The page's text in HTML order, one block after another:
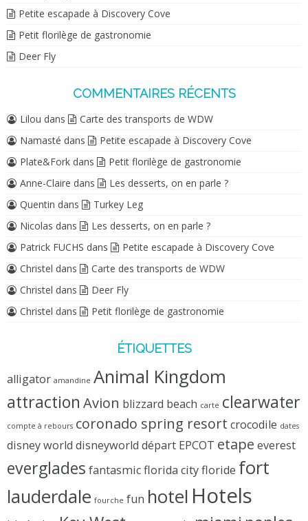
Petite escapade à Discovery Cove
Petit florilège de gastronomie
Deer Fly
COMMENTAIRES RÉCENTS
Lilou dans
Carte des transports de WDW
Namasté dans
Petite escapade à Discovery Cove
Plate&Fork dans
Petit florilège de gastronomie
Anne-Claire dans
Les desserts, on en parle ?
Quentin dans
Turkey Leg
Nicolas dans
Les desserts, on en parle ?
Patrick FUCHS dans
Petite escapade à Discovery Cove
Christel dans
Carte des transports de WDW
Christel dans
Deer Fly
Christel dans Petit florilège de gastronomie
ÉTIQUETTES
alligator amandine Animal Kingdom
attraction Avion blizzard beach carte clearwater
compte à rebours coronado spring resort crocodile dates
disney world disneyworld départ EPCOT etape everest
everglades fantasmicflorida cityfloride fort
lauderdale fourche fun hotel Hotels